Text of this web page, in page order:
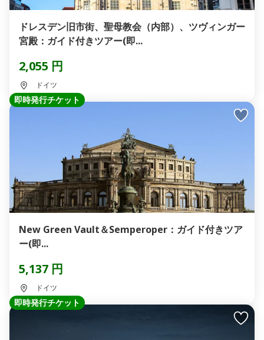
ドレスデン旧市街、聖母教会（内部）、ツヴィンガー
宮殿：ガイド付きツアー(即...
2,055 円
ドイツ
即時発行チケット
New Green Vault＆Semperoper：ガイド付きツア
ー(即...
5,137 円
ドイツ
即時発行チケット